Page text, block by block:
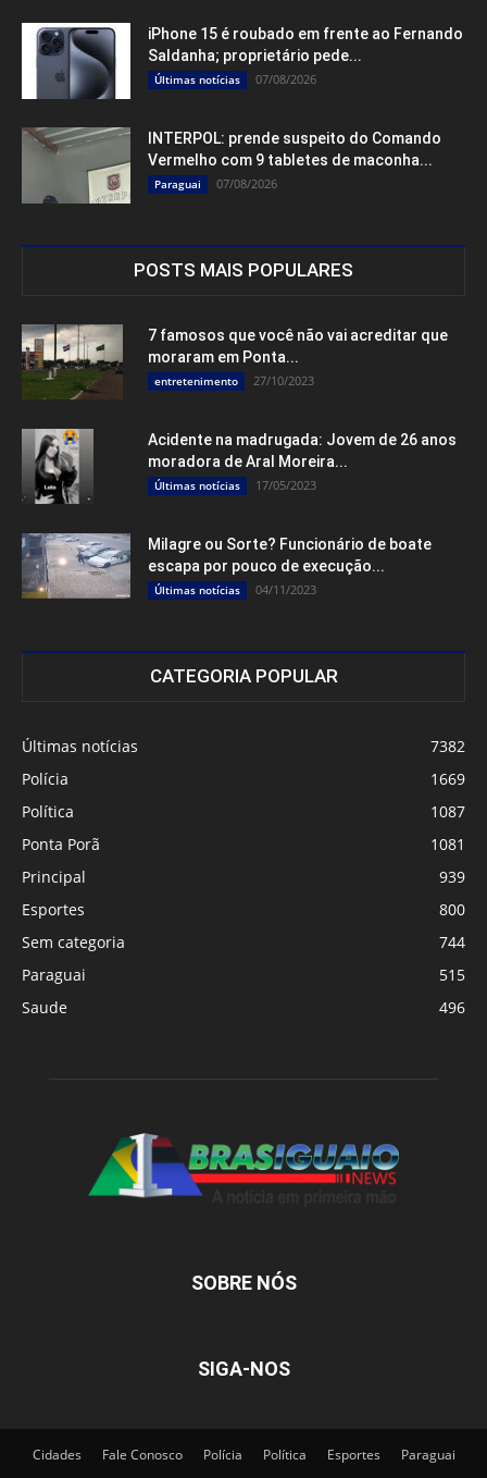
iPhone 15 é roubado em frente ao Fernando
Saldanha; proprietário pede...
Últimas notícias 07/08/2026
INTERPOL: prende suspeito do Comando
Vermelho com 9 tabletes de maconha...
Paraguai 07/08/2026
POSTS MAIS POPULARES
7 famosos que você não vai acreditar que
moraram em Ponta...
entretenimento 27/10/2023
Acidente na madrugada: Jovem de 26 anos
moradora de Aral Moreira...
Últimas notícias 17/05/2023
Milagre ou Sorte? Funcionário de boate
escapa por pouco de execução...
Últimas notícias 04/11/2023
CATEGORIA POPULAR
Últimas notícias
7382
Polícia
1669
Política
1087
Ponta Porã
1081
Principal
939
Esportes
800
Sem categoria
744
Paraguai
515
Saude
496
SOBRE NÓS
SIGA-NOS
Cidades Fale Conosco Polícia Política Esportes Paraguai